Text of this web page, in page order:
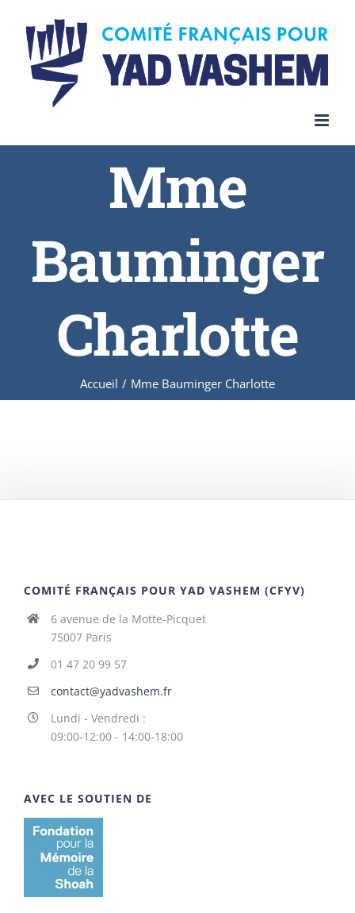
content
Mme
Bauminger
Charlotte
Accueil / Mme Bauminger Charlotte
COMITÉ FRANÇAIS POUR YAD VASHEM (CFYV)
6 avenue de la Motte-Picquet
75007 Paris
01 47 20 99 57
contact@yadvashem.fr
Lundi - Vendredi :
09:00-12:00 - 14:00-18:00
AVEC LE SOUTIEN DE